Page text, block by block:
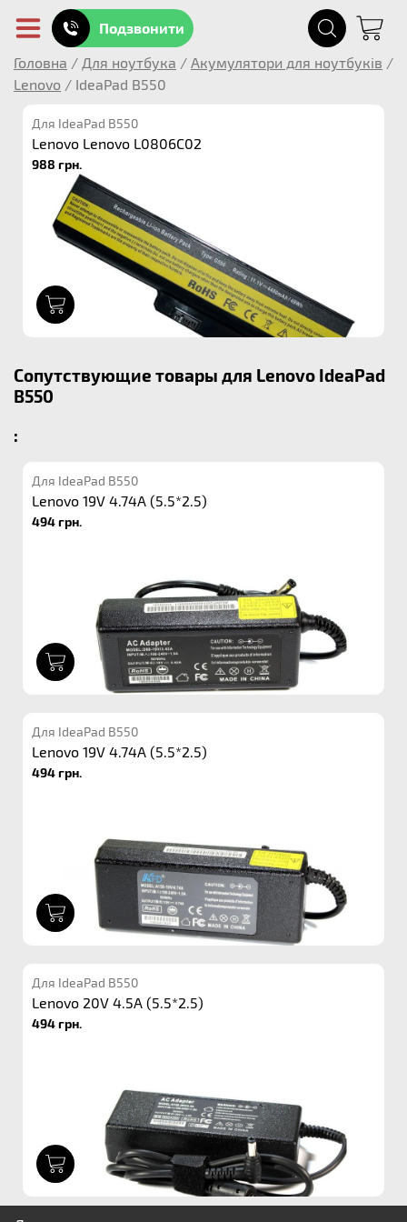
Подзвонити
Головна / Для ноутбука / Акумулятори для ноутбуків /
Lenovo / IdeaPad B550
Для IdeaPad B550
Lenovo Lenovo L0806C02
988 грн.
Сопутствующие товары для Lenovo IdeaPad
B550
:
Для IdeaPad B550
Lenovo 19V 4.74A (5.5*2.5)
494 грн.
Для IdeaPad B550
Lenovo 19V 4.74A (5.5*2.5)
494 грн.
Для IdeaPad B550
Lenovo 20V 4.5A (5.5*2.5)
494 грн.